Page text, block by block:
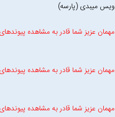
ویس میبدی (پارسه)
مهمان عزیز شما قادر به مشاهده
مهمان عزیز شما قادر به مشاهده
مهمان عزیز شما قادر به مشاهده